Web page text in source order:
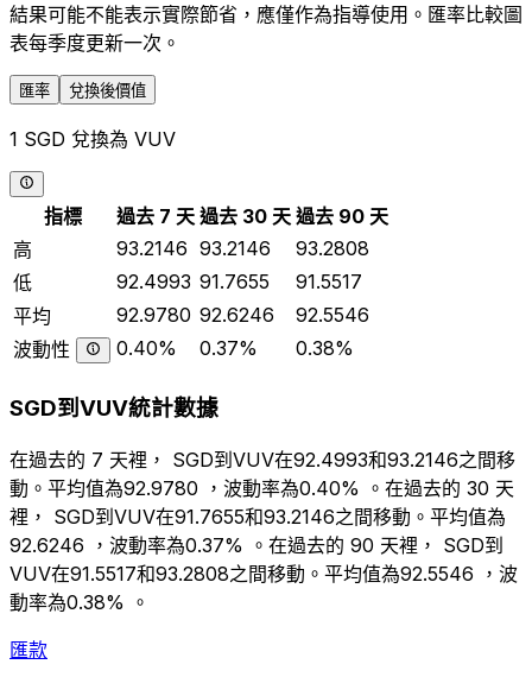
結果可能不能表示實際節省，應僅作為指導使用。匯率比較圖
表每季度更新一次。
匯率 兌換後價值
1 SGD 兌換為 VUV
指標 過去 7 天 過去 30 天 過去 90 天
高
93.2146 93.2146
93.2808
低
92.4993 91.7655
91.5517
平均
92.9780 92.6246
92.5546
波動性
0.40% 0.37% 0.38%
SGD到VUV統計數據
在過去的 7 天裡， SGD到VUV在92.4993和93.2146之間移
動。平均值為92.9780 ，波動率為0.40% 。在過去的 30 天
裡， SGD到VUV在91.7655和93.2146之間移動。平均值為
92.6246 ，波動率為0.37% 。在過去的 90 天裡， SGD到
VUV在91.5517和93.2808之間移動。平均值為92.5546 ，波
動率為0.38% 。
匯款